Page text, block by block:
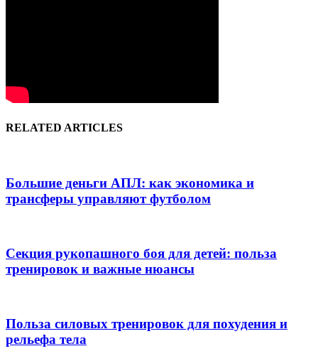
RELATED ARTICLES
Большие деньги АПЛ: как экономика и
трансферы управляют футболом
Секция рукопашного боя для детей: польза
тренировок и важные нюансы
Польза силовых тренировок для похудения и
рельефа тела